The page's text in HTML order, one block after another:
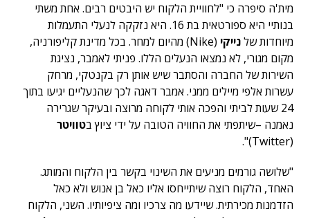
מית'ה סיפרה כי "לחוויית הלקוח יש היבטים רבים. אחת משתי
בנותיי היא ספורטאית בת 16. היא נזקקה לנעלי התעמלות
מיוחדות שלנייקי
(Nike) מהיום למחר. בכל מדינת קליפורניה,
מקום מגורי, לא נמצאו הנעלים הללו. פניתי לאמבר, נציגת
השירות של החברה והסתבר שיש אותן רק בקנטקי, מרחק
עשרות אלפי מיילים ממני. אמבר דאגה לכך שהנעליים יגיעו בתוך
24 שעות לביתי והפכה אותי לקוחה מרוצה ובעיקר שגרירה
נאמנה –שיתפתי את החוויה הטובה על ידי ציוץ בטוויטר
(Twitter)".
"שלושה גורמים מניעים את השינוי בקשר בין הלקוח והמותג.
האחד, הלקוח רוצה שיתייחסו אליו כאל בן אנוש ולא כאל
הזדמנות מכירתית. שיידעו מה צרכיו ומה ציפיותיו. השני, הלקוח